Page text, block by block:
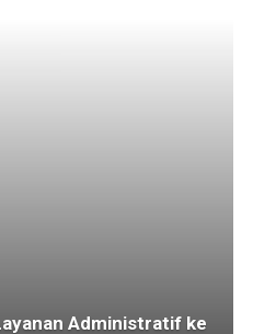
Administratif ke